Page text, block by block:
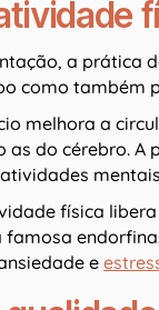
a prática
como também
melhora a
as do cérebro.
física
famosa
e